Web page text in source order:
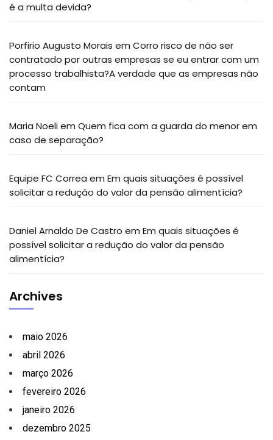
é a multa devida?
Porfirio Augusto Morais em Corro risco de não ser
contratado por outras empresas se eu entrar com um
processo trabalhista?A verdade que as empresas não
contam
Maria Noeliem Quem fica com a guarda do menor em
caso de separação?
Equipe FC Correa em Em quais situações é possível
solicitar a redução do valor da pensão alimentícia?
Daniel Arnaldo De Castro em Em quais situações é
possível solicitar a redução do valor da pensão
alimentícia?
Archives
maio 2026
abril 2026
março 2026
fevereiro 2026
janeiro 2026
dezembro 2025